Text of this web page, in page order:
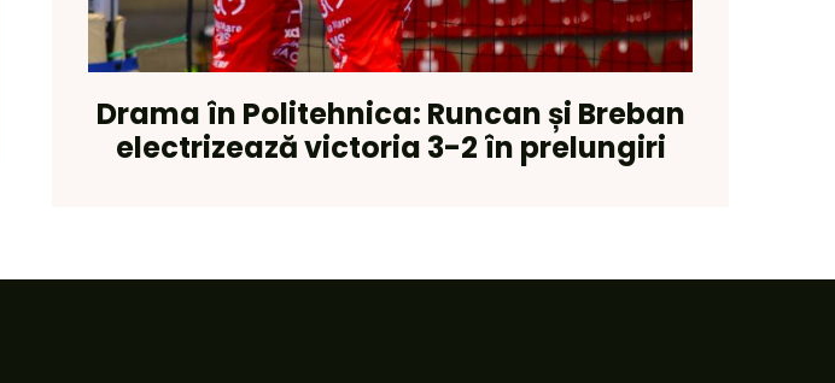
Drama în Politehnica: Runcan și Breban
electrizează victoria 3-2 în prelungiri